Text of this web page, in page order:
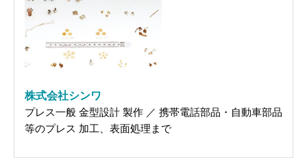
株式会社シンワ
プレス一般 金型設計 製作 ／ 携帯電話部品・自動車部品
等のプレス 加工、表面処理まで